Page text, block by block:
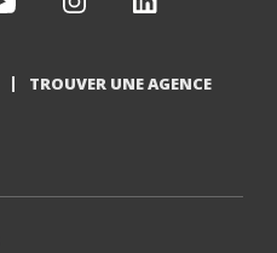
TROUVER UNE AGENCE